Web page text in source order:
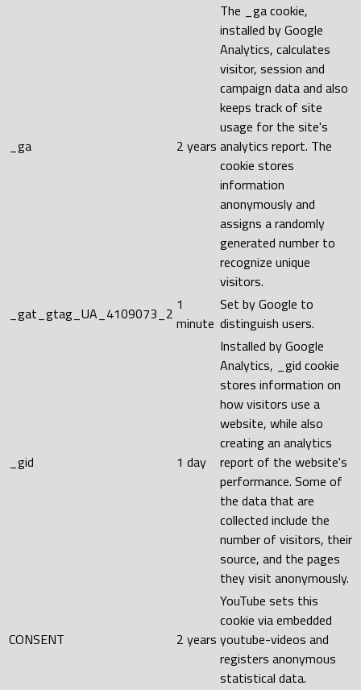
_ga 2 years
The _ga cookie,
installed by Google
Analytics, calculates
visitor, session and
campaign data and also
keeps track of site
usage for the site's
analytics report. The
cookie stores
information
anonymously and
assigns a randomly
generated number to
recognize unique
visitors.
_gat_gtag_UA_4109073_2 1
minute
Set by Google to
distinguish users.
_gid 1 day
Installed by Google
Analytics, _gid cookie
stores information on
how visitors use a
website, while also
creating an analytics
report of the website's
performance. Some of
the data that are
collected include the
number of visitors, their
source, and the pages
they visit anonymously.
CONSENT 2 years
YouTube sets this
cookie via embedded
youtube-videos and
registers anonymous
statistical data.